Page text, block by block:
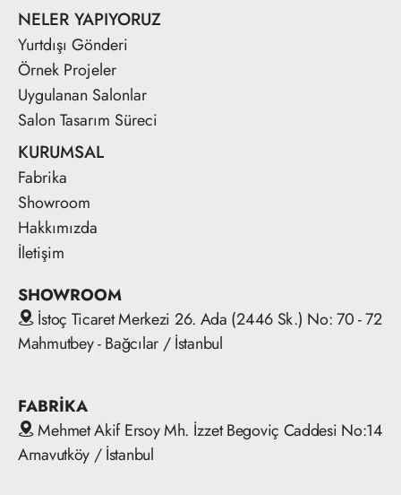
NELER YAPIYORUZ
Yurtdışı Gönderi
Örnek Projeler
Uygulanan Salonlar
Salon Tasarım Süreci
KURUMSAL
Fabrika
Showroom
Hakkımızda
İletişim
SHOWROOM
İstoç Ticaret Merkezi 26. Ada (2446 Sk.) No: 70 - 72
Mahmutbey - Bağcılar / İstanbul
FABRİKA
Mehmet Akif Ersoy Mh. İzzet Begoviç Caddesi No:14
Arnavutköy / İstanbul